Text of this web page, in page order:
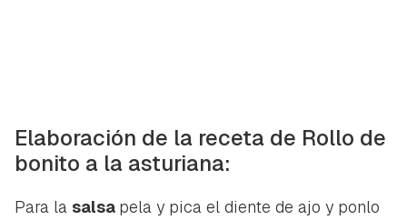
Elaboración de la receta de Rollo de
bonito a la asturiana:
Para la salsa pela y pica el diente de ajo y ponlo